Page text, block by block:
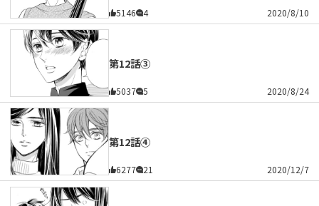
5146 4 2020/8/10
第12話③
5037 5 2020/8/24
第12話④
6277 21 2020/12/7